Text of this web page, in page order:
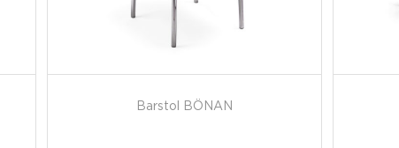
Barstol BÖNAN